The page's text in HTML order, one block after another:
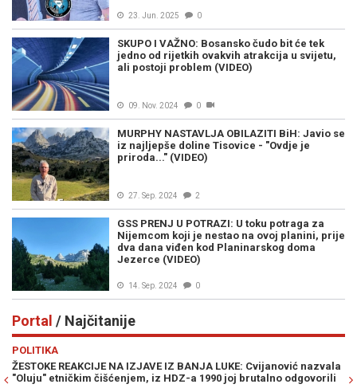
23. Jun. 2025 0
SKUPO I VAŽNO: Bosansko čudo bit će tek
jedno od rijetkih ovakvih atrakcija u svijetu,
ali postoji problem (VIDEO)
09. Nov. 2024 0
MURPHY NASTAVLJA OBILAZITI BiH: Javio se
iz najljepše doline Tisovice - "Ovdje je
priroda..." (VIDEO)
27. Sep. 2024 2
GSS PRENJ U POTRAZI: U toku potraga za
Nijemcom koji je nestao na ovoj planini, prije
dva dana viđen kod Planinarskog doma
Jezerce (VIDEO)
14. Sep. 2024 0
Portal / Najčitanije
POLITIKA
ŽESTOKE REAKCIJE NA IZJAVE IZ BANJA LUKE: Cvijanović nazvala
"Oluju" etničkim čišćenjem, iz HDZ-a 1990 joj brutalno odgovorili